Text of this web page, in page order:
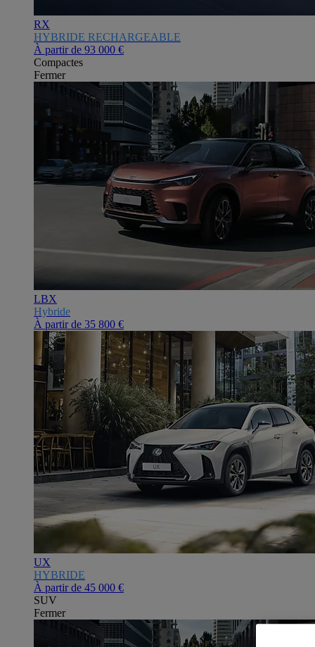
RX
HYBRIDE RECHARGEABLE
À partir de 93 000 €
Compactes
Fermer
LBX
Hybride
À partir de 35 800 €
UX
HYBRIDE
À partir de 45 000 €
SUV
Fermer